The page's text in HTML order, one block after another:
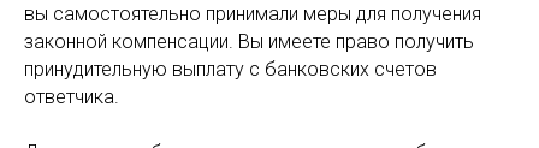
вы самостоятельно принимали меры для получения
законной компенсации. Вы имеете право получить
принудительную выплату с банковских счетов
ответчика.